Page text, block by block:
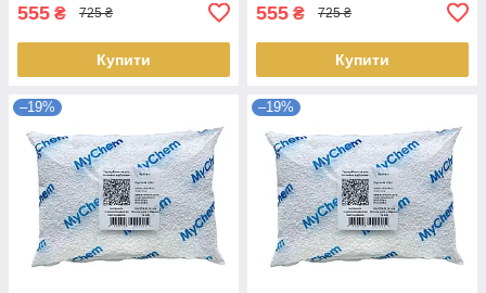
555 ₴ 725 ₴
Купити
555 ₴ 725 ₴
Купити
–19% –19%